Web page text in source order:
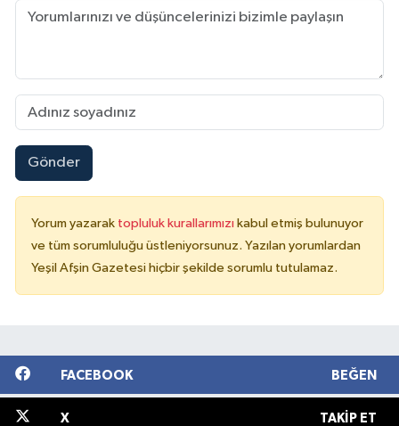
Gönder
Yorum yazarak topluluk kurallarımızı kabul etmiş bulunuyor
ve tüm sorumluluğu üstleniyorsunuz. Yazılan yorumlardan
Yeşil Afşin Gazetesi hiçbir şekilde sorumlu tutulamaz.
FACEBOOK BEĞEN
X TAKIP ET